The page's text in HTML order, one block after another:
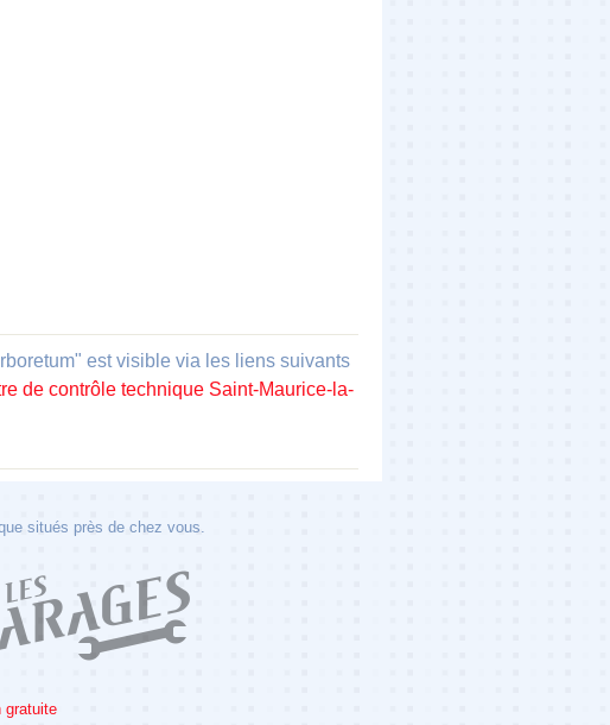
est visible via les liens suivants
de contrôle technique Saint-Maurice-la-
situés près de chez vous.
gratuite